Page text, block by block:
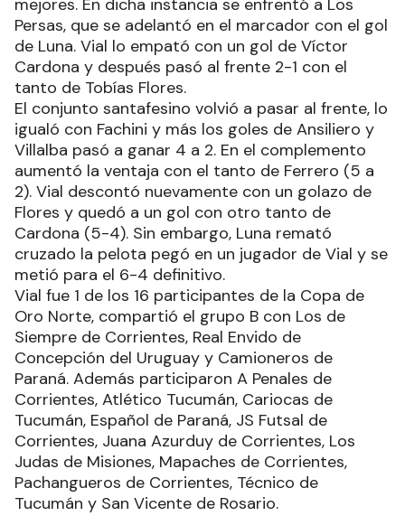
mejores. En dicha instancia se enfrentó a Los
Persas, que se adelantó en el marcador con el gol
de Luna. Vial lo empató con un gol de Víctor
Cardona y después pasó al frente 2-1 con el
tanto de Tobías Flores.
El conjunto santafesino volvió a pasar al frente, lo
igualó con Fachini y más los goles de Ansiliero y
Villalba pasó a ganar 4 a 2. En el complemento
aumentó la ventaja con el tanto de Ferrero (5 a
2). Vial descontó nuevamente con un golazo de
Flores y quedó a un gol con otro tanto de
Cardona (5-4). Sin embargo, Luna remató
cruzado la pelota pegó en un jugador de Vial y se
metió para el 6-4 definitivo.
Vial fue 1 de los 16 participantes de la Copa de
Oro Norte, compartió el grupo B con Los de
Siempre de Corrientes, Real Envido de
Concepción del Uruguay y Camioneros de
Paraná. Además participaron A Penales de
Corrientes, Atlético Tucumán, Cariocas de
Tucumán, Español de Paraná, JS Futsal de
Corrientes, Juana Azurduy de Corrientes, Los
Judas de Misiones, Mapaches de Corrientes,
Pachangueros de Corrientes, Técnico de
Tucumán y San Vicente de Rosario.